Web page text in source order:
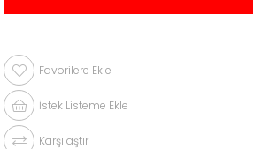
Favorilere Ekle
İstek Listeme Ekle
Karşılaştır